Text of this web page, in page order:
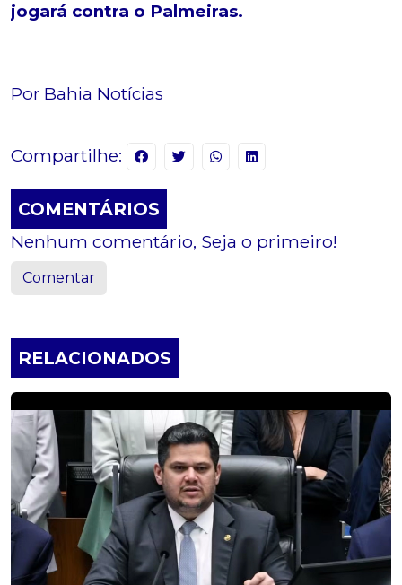
jogará contra o Palmeiras.
Por Bahia Notícias
Compartilhe:
COMENTÁRIOS
Nenhum comentário, Seja o primeiro!
Comentar
RELACIONADOS